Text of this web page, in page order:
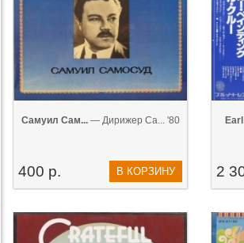
Самуил Сам...— Дирижер Са... '80
400 р. В КОРЗИНУ 2